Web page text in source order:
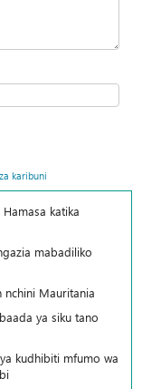
karibuni
katika
mabadiliko
nchini Mauritania
ya siku tano
kudhibiti mfumo wa